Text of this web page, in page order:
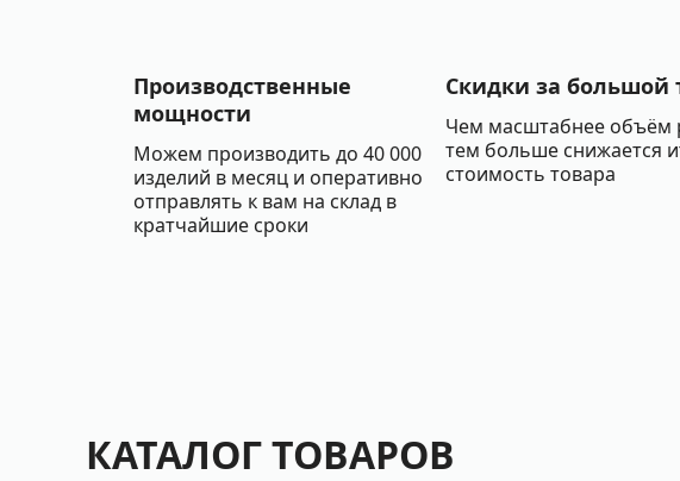
Производственные
мощности
Можем производить до 40 000
изделий в месяц и оперативно
отправлять к вам на склад в
кратчайшие сроки
Скидки за большой
Чем масштабнее объём
тем больше снижается
стоимость товара
КАТАЛОГ ТОВАРОВ